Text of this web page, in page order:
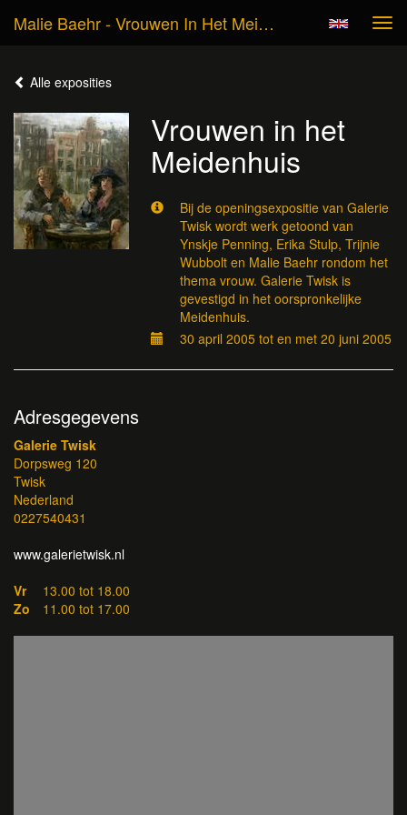
Malie Baehr - Vrouwen In Het Meidenhuis
Alle exposities
Vrouwen in het
Meidenhuis
Bij de openingsexpositie van Galerie
Twisk wordt werk getoond van
Ynskje Penning, Erika Stulp, Trijnie
Wubbolt en Malie Baehr rondom het
thema vrouw. Galerie Twisk is
gevestigd in het oorspronkelijke
Meidenhuis.
30 april 2005 tot en met 20 juni 2005
Adresgegevens
Galerie Twisk
Dorpsweg 120
Twisk
Nederland
0227540431
www.galerietwisk.nl
Vr
13.00 tot 18.00
Zo
11.00 tot 17.00